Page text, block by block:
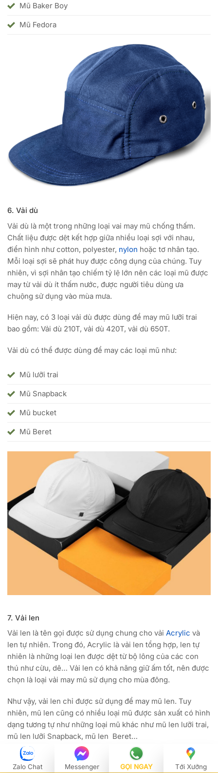
Mũ Baker Boy
Mũ Fedora
6. Vải dù
Vải dù là một trong những loại vai may mũ chống thấm.
Chất liệu được dệt kết hợp giữa nhiều loại sợi với nhau,
điển hình như cotton, polyester, nylon hoặc tơ nhân tạo.
Mỗi loại sợi sẽ phát huy được công dụng của chúng. Tuy
nhiên, vì sợi nhân tạo chiếm tỷ lệ lớn nên các loại mũ được
may từ vải dù ít thấm nước, được người tiêu dùng ưa
chuộng sử dụng vào mùa mưa.
Hiện nay, có 3 loại vải dù được dùng để may mũ lưỡi trai
bao gồm: Vải dù 210T, vải dù 420T, vải dù 650T.
Vải dù có thể được dùng để may các loại mũ như:
Mũ lưỡi trai
Mũ Snapback
Mũ bucket
Mũ Beret
7. Vải len
Vải len là tên gọi được sử dụng chung cho vải Acrylic và
len tự nhiên. Trong đó, Acrylic là vải len tổng hợp, len tự
nhiên là những loại len được dệt từ bộ lông của các con
thú như cừu, dê… Vải len có khả năng giữ ấm tốt, nên được
chọn là loại vải may mũ sử dụng cho mùa đông.
Như vậy, vải len chỉ được sử dụng để may mũ len. Tuy
nhiên, mũ len cũng có nhiều loại mũ được sản xuất có hình
dạng tương tự như những loại mũ khác như mũ len lưỡi trai,
mũ len lưỡi Snapback, mũ len Beret…
Vải len nhân tạo tuy bề mặt chất liệu không mềm mại như
len tự nhiên, nhưng chúng sẽ có giả cả thấp và dễ sử dụng.
Zalo Chat Messenger GỌI NGAY Tới Xưởng